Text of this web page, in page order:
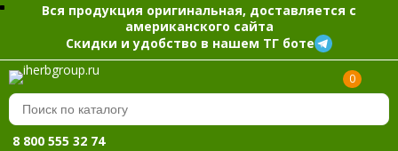
Вся продукция оригинальная, доставляется с
американского сайта
Скидки и удобство в нашем ТГ боте
0
8 800 555 32 74